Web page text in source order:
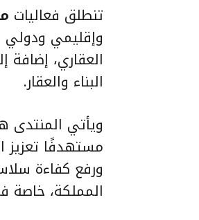
تنطلق فعاليات
وإقليمي ودولي
العقاري،
البناء والعقار.
ويأتي المنتدى
مستهدفًا تعزيز
ورفع كفاءة
المملكة، خاصة